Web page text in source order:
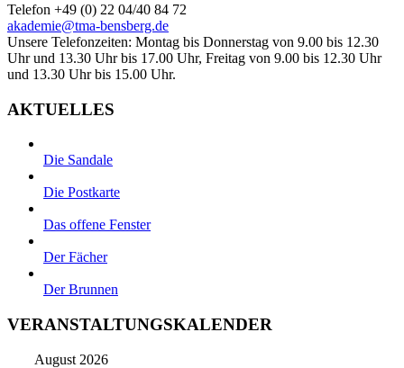
Telefon +49 (0) 22 04/40 84 72
akademie@tma-bensberg.de
Unsere Telefonzeiten: Montag bis Donnerstag von 9.00 bis 12.30
Uhr und 13.30 Uhr bis 17.00 Uhr, Freitag von 9.00 bis 12.30 Uhr
und 13.30 Uhr bis 15.00 Uhr.
AKTUELLES
Die Sandale
Die Postkarte
Das offene Fenster
Der Fächer
Der Brunnen
VERANSTALTUNGSKALENDER
August 2026